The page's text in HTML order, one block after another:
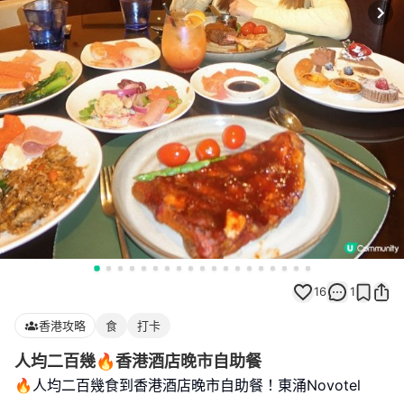
16 1
香港攻略 食 打卡
人均二百幾🔥香港酒店晚市自助餐
🔥人均二百幾食到香港酒店晚市自助餐！東涌Novotel